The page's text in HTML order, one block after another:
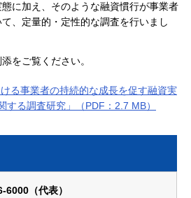
に加え、そのような融資慣行が事業者
、定量的・定性的な調査を行いまし
をご覧ください。
ける事業者の持続的な成長を促す融資実
する調査研究」（PDF：2.7 MB）
（代表）